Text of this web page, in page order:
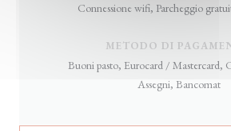
Connessione wifi, Parcheggio
METODO DI
Buoni pasto, Eurocard / Mastercard,
Assegni, Bancomat